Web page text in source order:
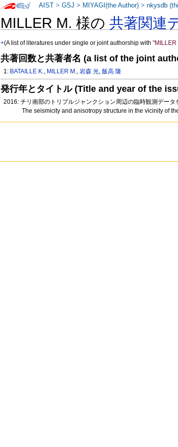
MILLER M. 様の共著関連
+(A list of literatures under single or joint authorship with"MILLER
共著回数と共著者名 (a list of the joint
1: BATAILLE K., MILLER M.,岩森 光,飯高 隆
発行年とタイトル (Title and year of the
2016: チリ南部のトリプルジャンクション周辺の臨時観測デー
The seismicity and anisotropy structure in the vicinity of
AIST >GSJ > MIYAGI(the Author) >nkysdb